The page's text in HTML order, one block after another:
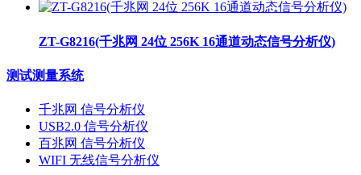
ZT-G8216(千兆网 24位 256K 16通道动态信号分析仪)
测试测量系统
千兆网 信号分析仪
USB2.0 信号分析仪
百兆网 信号分析仪
WIFI 无线信号分析仪